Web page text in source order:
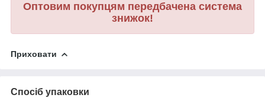
Оптовим покупцям передбачена система
знижок!
Приховати
Спосіб упаковки